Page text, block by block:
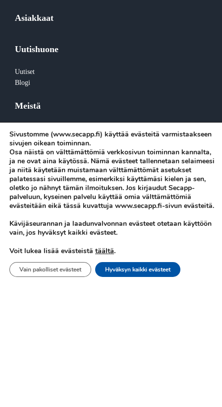
Asiakkaat
Uutishuone
Uutiset
Blogi
Meistä
Tiimi
Työpaikat
Medialle
Ota yhteyttä
Vastuullisuus
40100 Jyväskylä , Finland
Sivustomme (www.secapp.fi) käyttää evästeitä varmistaakseen
sivujen oikean toiminnan.
Osa näistä on välttämättömiä verkkosivun toiminnan kannalta,
ja ne ovat aina käytössä. Nämä evästeet tallennetaan selaimeesi
ja niitä käytetään muistamaan välttämättömät asetukset
palatessasi sivuillemme, esimerkiksi käyttämäsi kielen ja sen,
oletko jo nähnyt tämän ilmoituksen. Jos kirjaudut Secapp-
palveluun, kyseinen palvelu käyttää omia välttämättömiä
evästeitään eikä tässä kuvattuja www.secapp.fi-sivun evästeitä.
Kävijäseurannan ja laadunvalvonnan evästeet otetaan käyttöön
vain, jos hyväksyt kaikki evästeet.
Voit lukea lisää evästeistä täältä.
Hyväksyn kaikki evästeet
Vain pakolliset evästeet